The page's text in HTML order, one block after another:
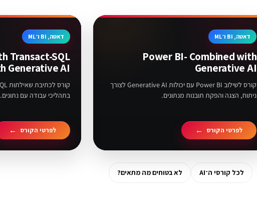
דאטה, BI ו־ML
Power BI- Combined with
Generative AI
קורס לשילוב Power BI עם יכולות Generative AI לצורך
ניתוח, הצגה והפקת תובנות מנתונים.
לפרטי הקורס
דאטה, BI ו־ML
Transact-SQL
Generative AI
בתהליכי עבודה עם נתונים.
לפרטי הקורס
לכל קורסי ה־AI לא בטוחים מה מתאים?